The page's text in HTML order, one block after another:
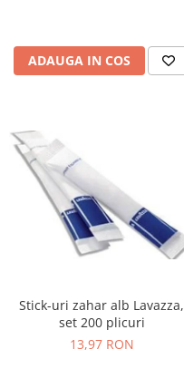
ADAUGA IN COS
Stick-uri zahar alb Lavazza,
set 200 plicuri
13,97 RON